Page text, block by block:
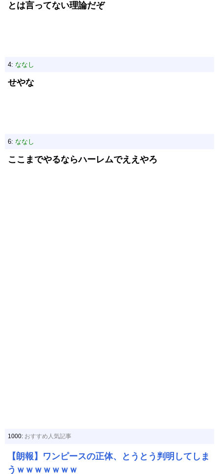
とは言ってない理論だぞ
4: ななし
せやな
6: ななし
ここまでやるならハーレムでええやろ
1000: おすすめ人気記事
【朗報】ワンピースの正体、とうとう判明してしま
うｗｗｗｗｗｗｗ